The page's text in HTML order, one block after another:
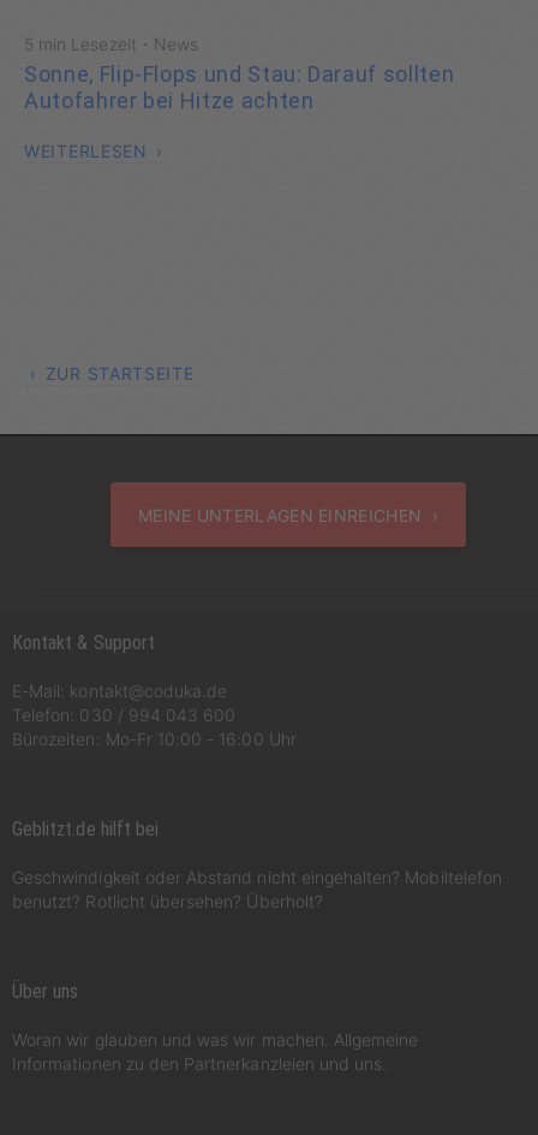
5 min Lesezeit · News
Sonne, Flip-Flops und Stau: Darauf sollten
Autofahrer bei Hitze achten
WEITERLESEN
ZUR STARTSEITE
MEINE UNTERLAGEN EINREICHEN ›
Kontakt & Support
E-Mail: kontakt@coduka.de
Telefon: 030 / 994 043 600
Bürozeiten: Mo-Fr 10:00 - 16:00 Uhr
Geblitzt.de hilft bei
Geschwindigkeit oder Abstand nicht eingehalten? Mobiltelefon
benutzt? Rotlicht übersehen? Überholt?
Über uns
Woran wir glauben und was wir machen. Allgemeine
Informationen zu den Partnerkanzleien und uns.